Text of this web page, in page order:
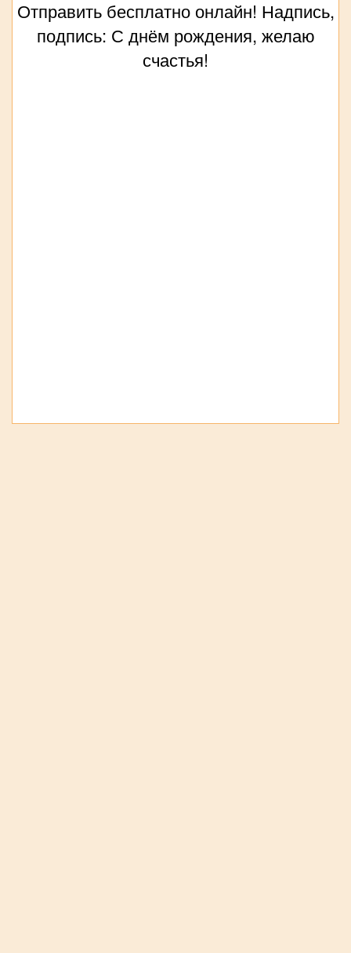
Отправить бесплатно онлайн! Надпись,
подпись: С днём рождения, желаю
счастья!